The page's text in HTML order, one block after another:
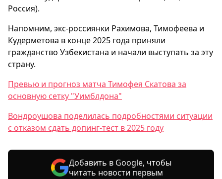
Россия).
Напомним, экс-россиянки Рахимова, Тимофеева и
Кудерметова в конце 2025 года приняли
гражданство Узбекистана и начали выступать за эту
страну.
Превью и прогноз матча Тимофея Скатова за
основную сетку "Уимблдона"
Вондроушова поделилась подробностями ситуации
с отказом сдать допинг-тест в 2025 году
Добавить в Google, чтобы
читать новости первым